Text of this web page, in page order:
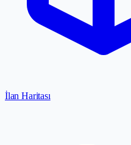
İlan Haritası